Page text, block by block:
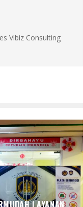
Vibiz Consulting